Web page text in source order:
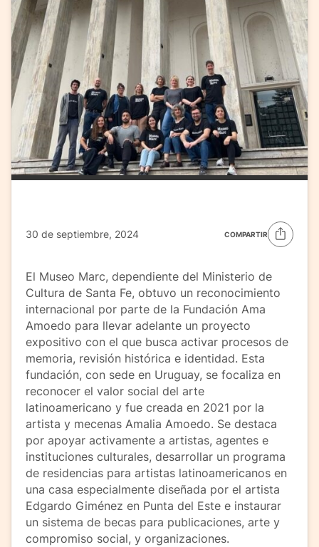
30 de septiembre, 2024 COMPARTIR
El Museo Marc, dependiente del Ministerio de
Cultura de Santa Fe, obtuvo un reconocimiento
internacional por parte de la Fundación Ama
Amoedo para llevar adelante un proyecto
expositivo con el que busca activar procesos de
memoria, revisión histórica e identidad. Esta
fundación, con sede en Uruguay, se focaliza en
reconocer el valor social del arte
latinoamericano y fue creada en 2021 por la
artista y mecenas Amalia Amoedo. Se destaca
por apoyar activamente a artistas, agentes e
instituciones culturales, desarrollar un programa
de residencias para artistas latinoamericanos en
una casa especialmente diseñada por el artista
Edgardo Giménez en Punta del Este e instaurar
un sistema de becas para publicaciones, arte y
compromiso social, y organizaciones.